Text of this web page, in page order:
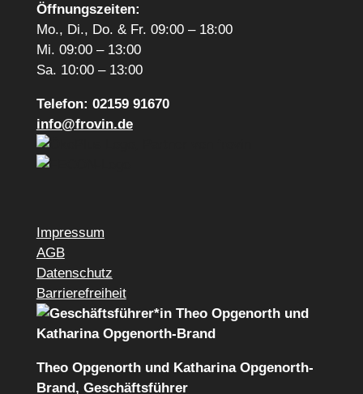
Öffnungszeiten:
Mo., Di., Do. & Fr. 09:00 – 18:00
Mi. 09:00 – 13:00
Sa. 10:00 – 13:00
Telefon: 02159 91670
info@frovin.de
Impressum
AGB
Datenschutz
Barrierefreiheit
Theo Opgenorth und Katharina Opgenorth-
Brand, Geschäftsführer